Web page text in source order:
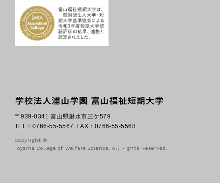
〒939-0341 富山県射水市三ケ579
TEL：0766-55-5567
FAX：0766-55-5568
Copyright ©
Toyama College of Welfare Science. All Rights Reserved.